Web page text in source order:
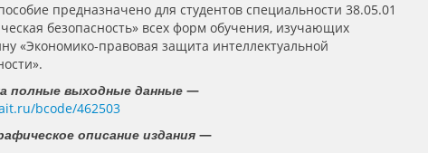
предназначено для студентов специальности 38.05.01
безопасность» всех форм обучения, изучающих
«Экономико-правовая защита интеллектуальной
полные выходные данные —
bcode/462503
описание издания —